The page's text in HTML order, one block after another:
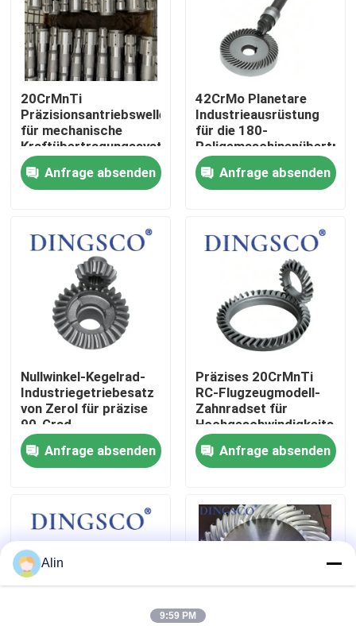
Zu Hause
Über uns
Qualitätskontrolle
Kontakt mit uns
Neuigkeiten
Fälle
20CrMnTi
Präzisionsantriebswelle
für mechanische
Kraftübertragungssysteme
Anfrage absenden
42CrMo Planetare
Industrieausrüstung
für die 180-
Anfrage absenden
Nullwinkel-Kegelrad-
Industriegetriebesatz
von Zerol für präzise
90-Grad-
Kraftübertragung
Anfrage absenden
Präzises 20CrMnTi
RC-Flugzeugmodell-
Zahnradset für
Hochgeschwindigkeits-
Fernbedienung
Anfrage absenden
Alin
9:59 PM